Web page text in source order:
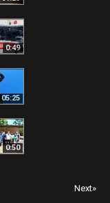
0:49
05:25
0:50
Next»